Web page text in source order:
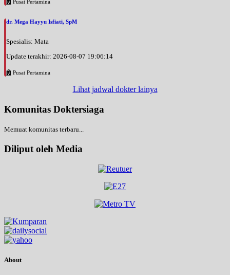
Pusat Pertamina
dr. Mega Hayyu Isfiati, SpM
Spesialis: Mata
Update terakhir: 2026-08-07 19:06:14
Pusat Pertamina
Lihat jadwal dokter lainya
Komunitas Doktersiaga
Memuat komunitas terbaru...
Diliput oleh Media
About